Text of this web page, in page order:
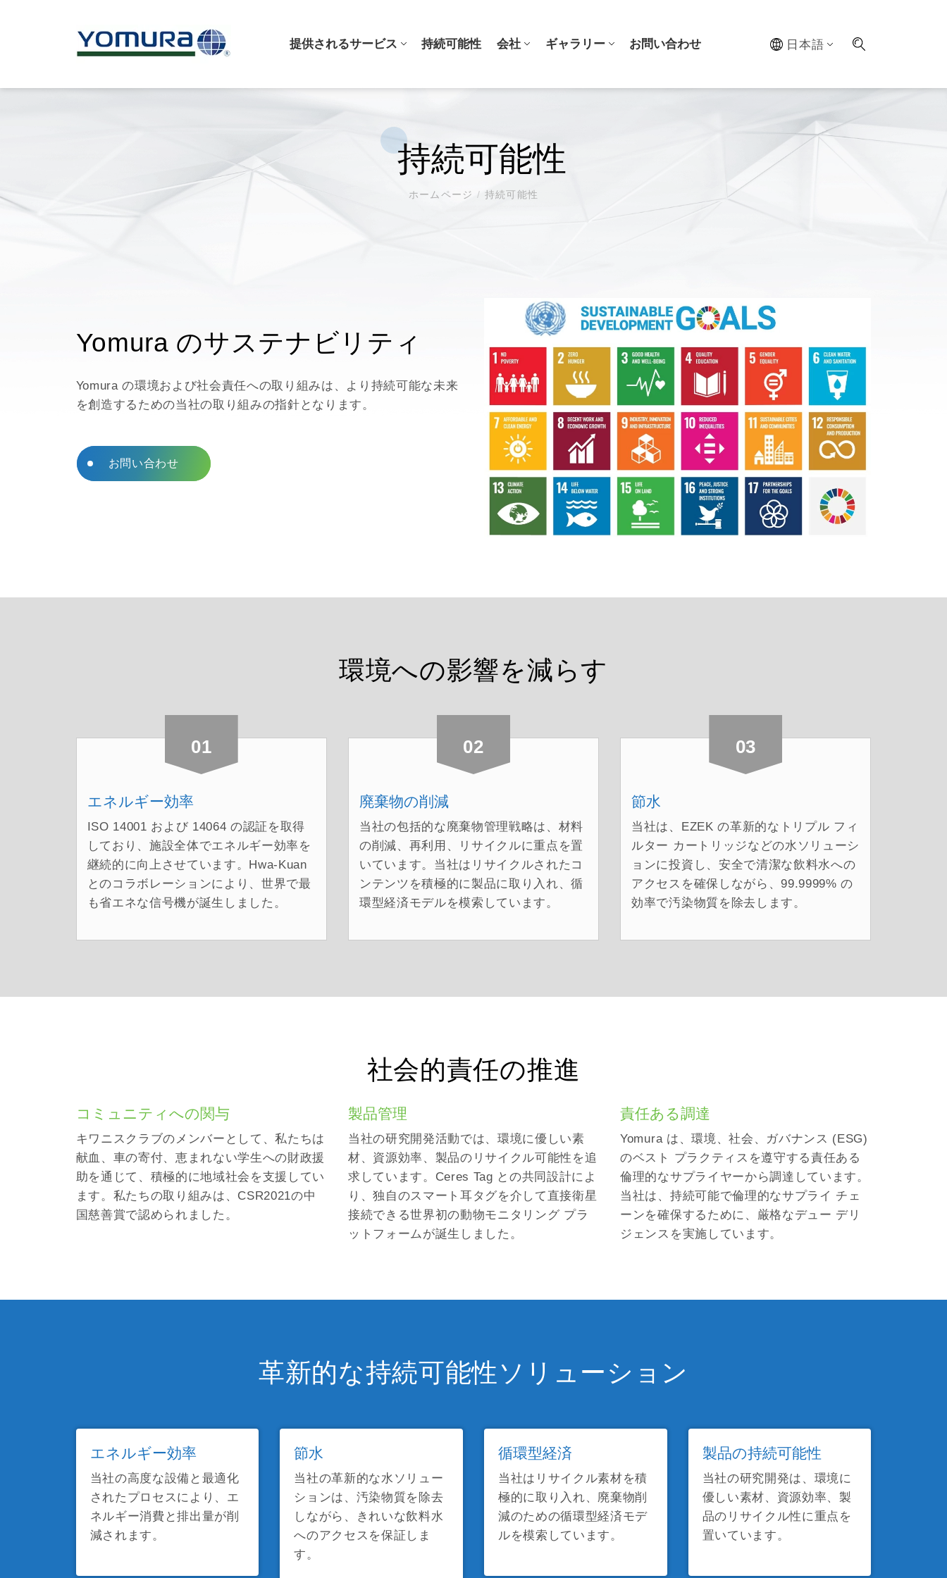
提供されるサービス
オーバーインジェクション成形
光学レンズとライトパイプ
ド
金型製造請負
金属射出成形
AEROSPACE PARTS
エンジニアリング
3Dプリントエンジニアリングサ
ービス
設計・開発パートナー
プロセス最適化
持続可能性 会社
ヨムラマネジメント
ニュース
ギャラリー
ギャラリー
3C
医学
航空宇宙
Eスポーツ
お問い合わせ 日本語
持続可能性
ホームページ / 持続可能性
Yomura のサステナビリティ
Yomura の環境および社会責任への取り組みは、より持続可能な未来
を創造するための当社の取り組みの指針となります。
お問い合わせ
環境への影響を減らす
01
エネルギー効率
ISO 14001 および 14064 の認証を取得
しており、施設全体でエネルギー効率を
継続的に向上させています。Hwa-Kuan
とのコラボレーションにより、世界で最
も省エネな信号機が誕生しました。
02
廃棄物の削減
当社の包括的な廃棄物管理戦略は、材料
の削減、再利用、リサイクルに重点を置
いています。当社はリサイクルされたコ
ンテンツを積極的に製品に取り入れ、循
環型経済モデルを模索しています。
03
節水
当社は、EZEK の革新的なトリプル フィ
ルター カートリッジなどの水ソリューシ
ョンに投資し、安全で清潔な飲料水への
アクセスを確保しながら、99.9999% の
効率で汚染物質を除去します。
社会的責任の推進
コミュニティへの関与
キワニスクラブのメンバーとして、私たちは
献血、車の寄付、恵まれない学生への財政援
助を通じて、積極的に地域社会を支援してい
ます。私たちの取り組みは、CSR2021の中
国慈善賞で認められました。
製品管理
当社の研究開発活動では、環境に優しい素
材、資源効率、製品のリサイクル可能性を追
求しています。Ceres Tag との共同設計によ
り、独自のスマート耳タグを介して直接衛星
接続できる世界初の動物モニタリング プラ
ットフォームが誕生しました。
責任ある調達
Yomura は、環境、社会、ガバナンス (ESG)
のベスト プラクティスを遵守する責任ある
倫理的なサプライヤーから調達しています。
当社は、持続可能で倫理的なサプライ チェ
ーンを確保するために、厳格なデュー デリ
ジェンスを実施しています。
革新的な持続可能性ソリューション
エネルギー効率
当社の高度な設備と最適化
されたプロセスにより、エ
ネルギー消費と排出量が削
減されます。
節水
当社の革新的な水ソリュー
ションは、汚染物質を除去
しながら、きれいな飲料水
へのアクセスを保証しま
す。
循環型経済
当社はリサイクル素材を積
極的に取り入れ、廃棄物削
減のための循環型経済モデ
ルを模索しています。
製品の持続可能性
当社の研究開発は、環境に
優しい素材、資源効率、製
品のリサイクル性に重点を
置いています。